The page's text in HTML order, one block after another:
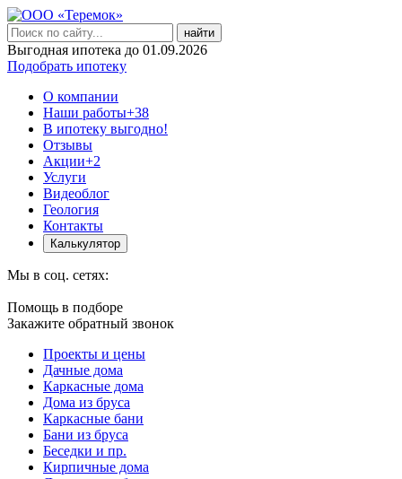
найти
Выгодная ипотека до 01.09.2026
Подобрать ипотеку
О компании
Наши работы+38
В ипотеку выгодно!
Отзывы
Акции+2
Услуги
Видеоблог
Геология
Контакты
Калькулятор
Мы в соц. сетях:
Помощь в подборе
Закажите обратный звонок
Проекты и цены
Дачные дома
Каркасные дома
Дома из бруса
Каркасные бани
Бани из бруса
Беседки и пр.
Кирпичные дома